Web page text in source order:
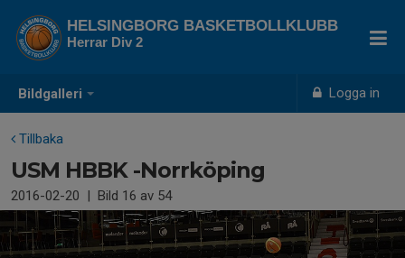
Bildgalleri Logga in
HELSINGBORG BASKETBOLLKLUBB
Herrar Div 2
Tillbaka
USM HBBK -Norrköping
2016-02-20 | Bild 16 av 54